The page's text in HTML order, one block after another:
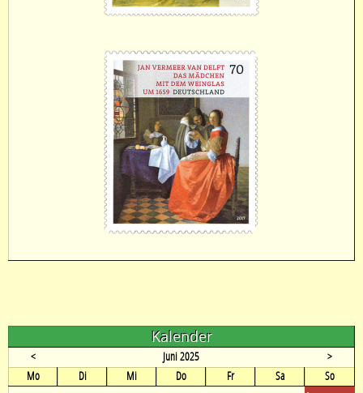
Kalender
< Juni 2025
>
Montag Dienstag Mittwoch Donnerstag Freitag Samstag Sonntag